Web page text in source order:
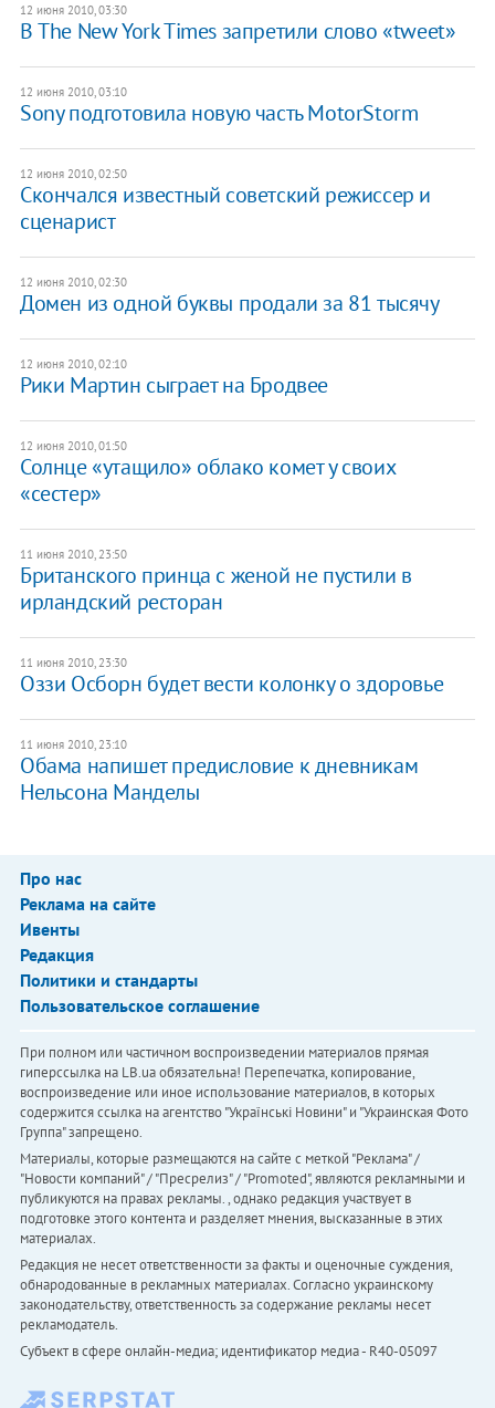
12 июня 2010, 03:30
В The New York Times запретили слово «tweet»
12 июня 2010, 03:10
Sony подготовила новую часть MotorStorm
12 июня 2010, 02:50
Скончался известный советский режиссер и
сценарист
12 июня 2010, 02:30
Домен из одной буквы продали за 81 тысячу
12 июня 2010, 02:10
Рики Мартин сыграет на Бродвее
12 июня 2010, 01:50
Солнце «утащило» облако комет у своих
«сестер»
11 июня 2010, 23:50
Британского принца с женой не пустили в
ирландский ресторан
11 июня 2010, 23:30
Оззи Осборн будет вести колонку о здоровье
11 июня 2010, 23:10
Обама напишет предисловие к дневникам
Нельсона Манделы
Про нас
Реклама на сайте
Ивенты
Редакция
Политики и стандарты
Пользовательское соглашение
При полном или частичном воспроизведении материалов прямая
гиперссылка на LB.ua обязательна! Перепечатка, копирование,
воспроизведение или иное использование материалов, в которых
содержится ссылка на агентство "Українськi Новини" и "Украинская Фото
Группа" запрещено.
Материалы, которые размещаются на сайте с меткой "Реклама" /
"Новости компаний" / "Пресрелиз" / "Promoted", являются рекламными и
публикуются на правах рекламы. , однако редакция участвует в
подготовке этого контента и разделяет мнения, высказанные в этих
материалах.
Редакция не несет ответственности за факты и оценочные суждения,
обнародованные в рекламных материалах. Согласно украинскому
законодательству, ответственность за содержание рекламы несет
рекламодатель.
Субъект в сфере онлайн-медиа; идентификатор медиа - R40-05097